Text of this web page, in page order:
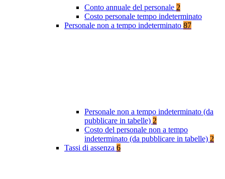
Conto annuale del personale 2
Costo personale tempo indeterminato
Personale non a tempo indeterminato 87
Personale non a tempo indeterminato (da
pubblicare in tabelle) 2
Costo del personale non a tempo
indeterminato (da pubblicare in tabelle) 2
Tassi di assenza 6